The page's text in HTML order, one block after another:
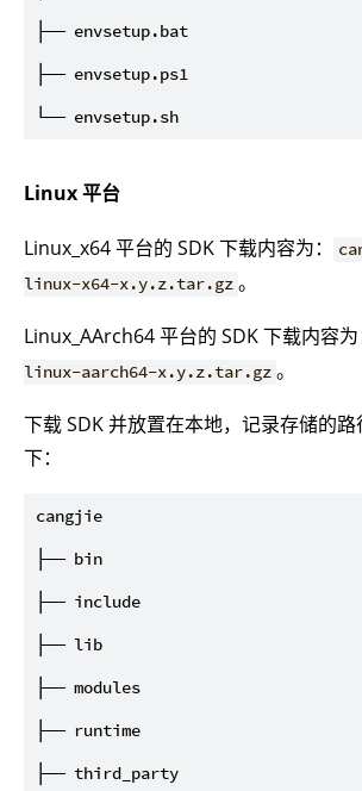
├── envsetup.bat
├── envsetup.ps1
Linux 平台
Linux_x64 平台的 SDK 下载内容为：
linux-x64-x.y.z.tar.gz 。
Linux_AArch64 平台的 SDK 下载内容为
linux-aarch64-x.y.z.tar.gz 。
下载 SDK 并放置在本地，记录存储的
下：
cangjie
├── bin
├── include
├── lib
├── modules
├── runtime
├── third_party